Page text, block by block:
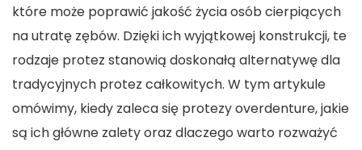
które może poprawić jakość życia osób cierpiących
na utratę zębów. Dzięki ich wyjątkowej konstrukcji, te
rodzaje protez stanowią doskonałą alternatywę dla
tradycyjnych protez całkowitych. W tym artykule
omówimy, kiedy zaleca się protezy overdenture, jakie
są ich główne zalety oraz dlaczego warto rozważyć